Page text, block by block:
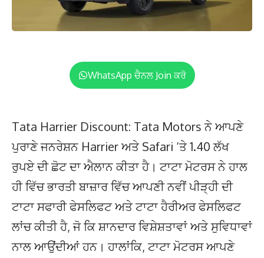
WhatsApp ਚੈਨਲ Join ਕਰੋ
Tata Harrier Discount: Tata Motors ਨੇ ਆਪਣੇ
ਪੁਰਾਣੇ ਜਨਰੇਸ਼ਨ Harrier ਅਤੇ Safari ‘ਤੇ 1.40 ਲੱਖ
ਰੁਪਏ ਦੀ ਛੋਟ ਦਾ ਐਲਾਨ ਕੀਤਾ ਹੈ। ਟਾਟਾ ਮੋਟਰਸ ਨੇ ਹਾਲ
ਹੀ ਵਿੱਚ ਭਾਰਤੀ ਬਾਜ਼ਾਰ ਵਿੱਚ ਆਪਣੀ ਨਵੀਂ ਪੀੜ੍ਹੀ ਦੀ
ਟਾਟਾ ਸਫਾਰੀ ਫੇਸਲਿਫਟ ਅਤੇ ਟਾਟਾ ਹੈਰੀਅਰ ਫੇਸਲਿਫਟ
ਲਾਂਚ ਕੀਤੀ ਹੈ, ਜੋ ਕਿ ਸ਼ਾਨਦਾਰ ਵਿਸ਼ੇਸ਼ਤਾਵਾਂ ਅਤੇ ਸੁਵਿਧਾਵਾਂ
ਨਾਲ ਆਉਂਦੀਆਂ ਹਨ। ਹਾਲਾਂਕਿ, ਟਾਟਾ ਮੋਟਰਸ ਆਪਣੇ